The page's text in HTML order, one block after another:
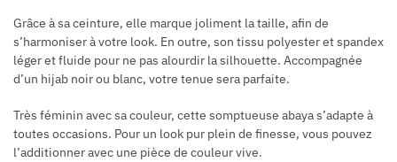
Grâce à sa ceinture, elle marque joliment la taille, afin de
s’harmoniser à votre look. En outre, son tissu polyester et spandex
léger et fluide pour ne pas alourdir la silhouette. Accompagnée
d’un hijab noir ou blanc, votre tenue sera parfaite.
Très féminin avec sa couleur, cette somptueuse abaya s’adapte à
toutes occasions. Pour un look pur plein de finesse, vous pouvez
l’additionner avec une pièce de couleur vive.